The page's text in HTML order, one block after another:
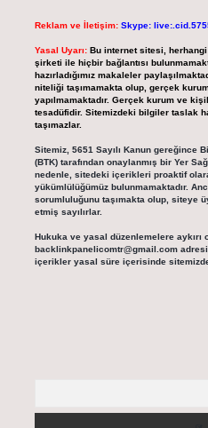
Reklam ve İletişim: Skype:
Yasal Uyarı: Bu internet sitesi,
şirketi ile hiçbir bağlantısı
hazırladığımız makaleler
niteliği taşımamakta olup, gerçek
yapılmamaktadır. Gerçek kurum ve
tesadüfidir. Sitemizdeki bilgiler taslak
taşımazlar.
Sitemiz, 5651 Sayılı Kanun gereğince
(BTK) tarafından onaylanmış bir Yer
nedenle, sitedeki içerikleri proaktif
yükümlülüğümüz bulunmamaktadır.
sorumluluğunu taşımakta olup, siteye
etmiş sayılırlar.
Hukuka ve yasal düzenlemelere
backlinkpanelicomtr@gmail.com
içerikler yasal süre içerisinde